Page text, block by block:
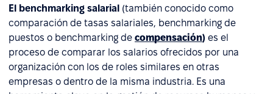
El benchmarking salarial (también conocido como
comparación de tasas salariales, benchmarking de
puestos o benchmarking de compensación) es el
proceso de comparar los salarios ofrecidos por una
organización con los de roles similares en otras
empresas o dentro de la misma industria. Es una